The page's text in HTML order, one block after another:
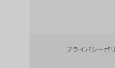
プライバシーポ